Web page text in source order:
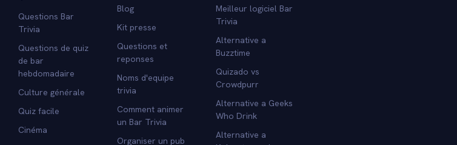
Questions Bar
Trivia
Questions de quiz
de bar
hebdomadaire
Culture générale
Quiz facile
Cinéma
Blog
Kit presse
Questions et
reponses
Noms d'equipe
trivia
Comment animer
un Bar Trivia
Organiser un pub
Meilleur logiciel Bar
Trivia
Alternative a
Buzztime
Quizado vs
Crowdpurr
Alternative a Geeks
Who Drink
Alternative a